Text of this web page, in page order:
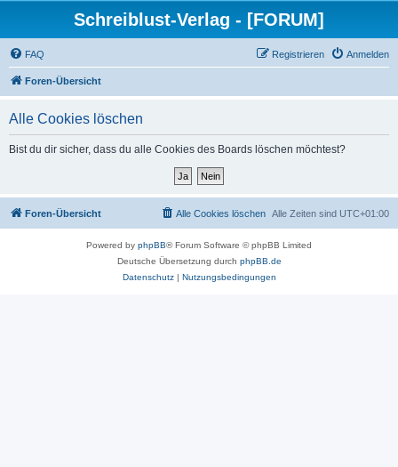
Schreiblust-Verlag - [FORUM]
FAQ Anmelden
Registrieren
Foren-Übersicht
Alle Cookies löschen
Bist du dir sicher, dass du alle Cookies des Boards löschen möchtest?
Foren-Übersicht Alle Zeiten sind UTC+01:00
Alle Cookies löschen
Powered by phpBB® Forum Software © phpBB Limited
Deutsche Übersetzung durch phpBB.de
Datenschutz| Nutzungsbedingungen